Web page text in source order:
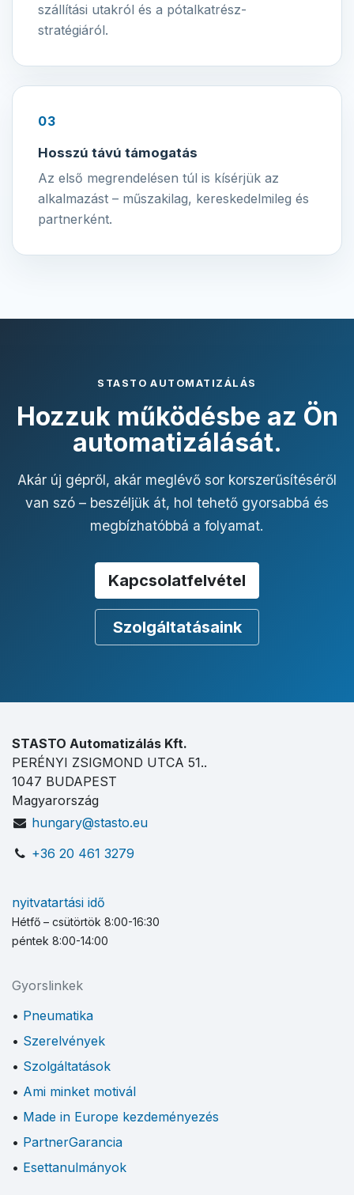
szállítási utakról és a pótalkatrész-
stratégiáról.
03
Hosszú távú támogatás
Az első megrendelésen túl is kísérjük az
alkalmazást – műszakilag, kereskedelmileg és
partnerként.
STASTO AUTOMATIZÁLÁS
Hozzuk működésbe az Ön
automatizálását.
Akár új gépről, akár meglévő sor korszerűsítéséről
van szó – beszéljük át, hol tehető gyorsabbá és
megbízhatóbbá a folyamat.
Kapcsolatfelvétel
Szolgáltatásaink
STASTO Automatizálás Kft.
PERÉNYI ZSIGMOND UTCA 51..
1047 BUDAPEST
Magyarország
hungary@stasto.eu
+36 20 461 3279
nyitvatartási idő
Hétfő – csütörtök 8:00-16:30
péntek 8:00-14:00
Gyorslinkek
Pneumatika
Szerelvények
Szolgáltatások
Ami minket motivál
Made in Europe kezdeményezés
PartnerGarancia
Esettanulmányok